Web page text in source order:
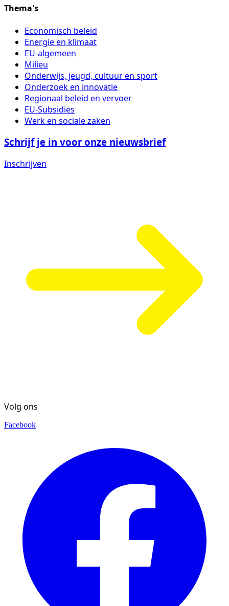
Thema's
Economisch beleid
Energie en klimaat
EU-algemeen
Milieu
Onderwijs, jeugd, cultuur en sport
Onderzoek en innovatie
Regionaal beleid en vervoer
EU-Subsidies
Werk en sociale zaken
Schrijf je in voor onze nieuwsbrief
Inschrijven
Volg ons
Facebook